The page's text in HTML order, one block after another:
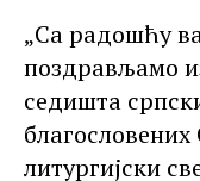
„Са радошћу
поздрављамо
седишта
литургијски